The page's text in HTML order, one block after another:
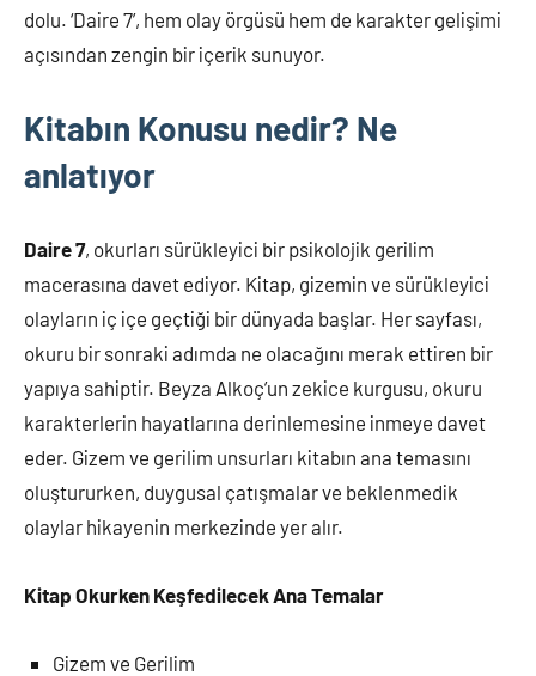
dolu. ‘Daire 7’, hem olay örgüsü hem de karakter gelişimi
açısından zengin bir içerik sunuyor.
Kitabın Konusu nedir? Ne
anlatıyor
Daire 7, okurları sürükleyici bir psikolojik gerilim
macerasına davet ediyor. Kitap, gizemin ve sürükleyici
olayların iç içe geçtiği bir dünyada başlar. Her sayfası,
okuru bir sonraki adımda ne olacağını merak ettiren bir
yapıya sahiptir. Beyza Alkoç’un zekice kurgusu, okuru
karakterlerin hayatlarına derinlemesine inmeye davet
eder. Gizem ve gerilim unsurları kitabın ana temasını
oluştururken, duygusal çatışmalar ve beklenmedik
olaylar hikayenin merkezinde yer alır.
Kitap Okurken Keşfedilecek Ana Temalar
Gizem ve Gerilim